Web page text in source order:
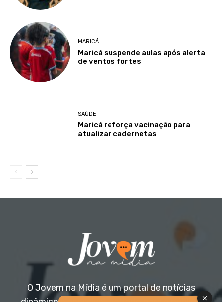
MARICÁ
Maricá suspende aulas após alerta
de ventos fortes
SAÚDE
Maricá reforça vacinação para
atualizar cadernetas
O Jovem na Mídia é um portal de notícias